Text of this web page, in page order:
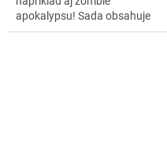
apokalypsu! Sada obsahuje
pánsku kozmetickú tašku, kefu